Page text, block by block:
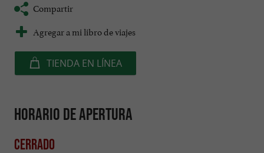
Compartir
Agregar a mi libro de viajes
TIENDA EN LÍNEA
Horario de apertura
Cerrado